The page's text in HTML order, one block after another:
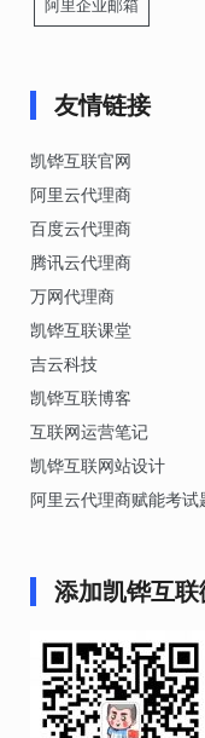
阿里企业邮箱
友情链接
凯铧互联官网
阿里云代理商
百度云代理商
腾讯云代理商
万网代理商
凯铧互联课堂
吉云科技
凯铧互联博客
互联网运营笔记
凯铧互联网站设计
阿里云代理商赋能考试
添加凯铧互联